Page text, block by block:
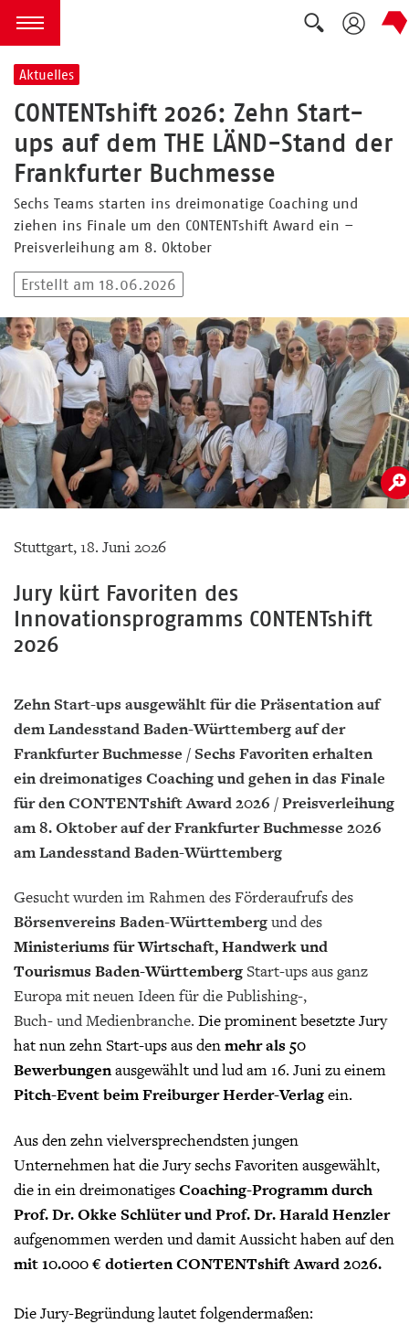
zum Inhalt springen
Menü öffnen
Suche
Aktuelles
CONTENTshift 2026: Zehn Start-
ups auf dem THE LÄND-Stand der
Frankfurter Buchmesse
Sechs Teams starten ins dreimonatige Coaching und
ziehen ins Finale um den CONTENTshift Award ein –
Preisverleihung am 8. Oktober
Erstellt am 18.06.2026
Stuttgart, 18. Juni 2026
Jury kürt Favoriten des
Innovationsprogramms CONTENTshift
2026
Zehn Start-ups ausgewählt für die Präsentation auf
dem Landesstand Baden-Württemberg auf der
Frankfurter Buchmesse / Sechs Favoriten erhalten
ein dreimonatiges Coaching und gehen in das Finale
für den CONTENTshift Award 2026 / Preisverleihung
am 8. Oktober auf der Frankfurter Buchmesse 2026
am Landesstand Baden-Württemberg
Gesucht wurden im Rahmen des Förderaufrufs des
Börsenvereins Baden-Württembergund des
Ministeriums für Wirtschaft, Handwerk und
Tourismus Baden-WürttembergStart-ups aus ganz
Europa mit neuen Ideen für die Publishing-,
Buch- und Medienbranche. Die prominent besetzte Jury
hat nun zehn Start-ups aus denmehr als 50
Bewerbungenausgewählt und lud am 16. Juni zu einem
Pitch-Event beim Freiburger Herder-Verlagein.
Aus den zehn vielversprechendsten jungen
Unternehmen hat die Jury sechs Favoriten ausgewählt,
die in ein dreimonatigesCoaching-Programm durch
Prof. Dr. Okke Schlüter und Prof. Dr. Harald Henzler
aufgenommen werden und damit Aussicht haben auf den
mit 10.000 € dotierten CONTENTshift Award 2026.
Die Jury-Begründung lautet folgendermaßen: